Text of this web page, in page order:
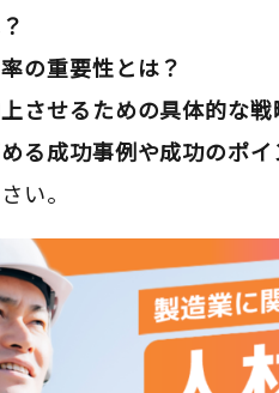
の重要性とは？
させるための具体的な戦
る成功事例や成功のポイ
い。